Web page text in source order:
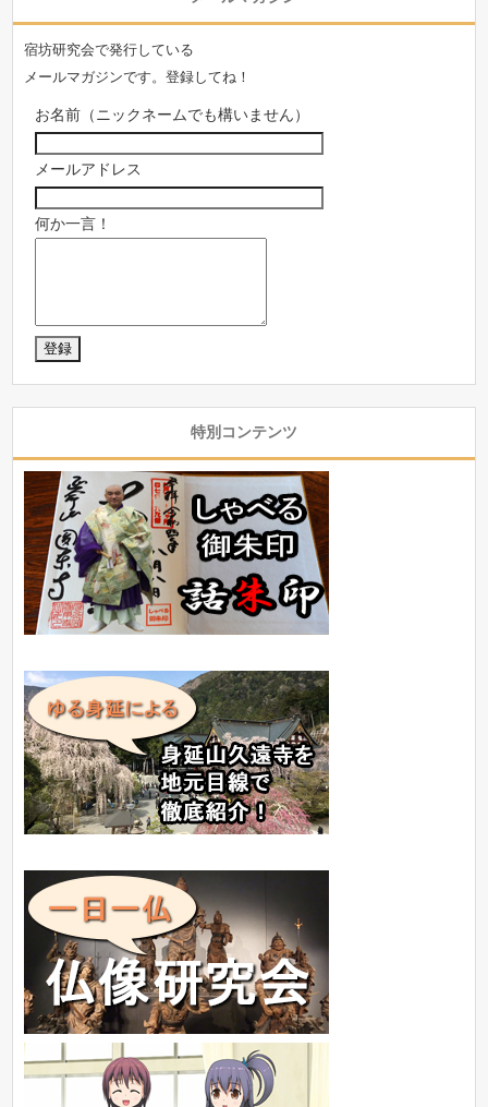
宿坊研究会で発行している
メールマガジンです。登録してね！
お名前（ニックネームでも構いません）
メールアドレス
何か一言！
特別コンテンツ